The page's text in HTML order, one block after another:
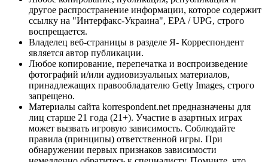
другое распространение информации, которое содержит
ссылку на "Интерфакс-Украина", EPA / UPG, строго
воспрещается.
Владелец веб-страницы в разделе Я- Корреспондент
является автор публикации.
Любое копирование, перепечатка и воспроизведение
фотографий и/или аудиовизуальных материалов,
принадлежащих правообладателю Getty Images, строго
запрещено.
Материалы сайта korrespondent.net предназначены для
лиц старше 21 года (21+). Участие в азартных играх
может вызвать игровую зависимость. Соблюдайте
правила (принципы) ответственной игры. При
обнаружении первых признаков зависимости